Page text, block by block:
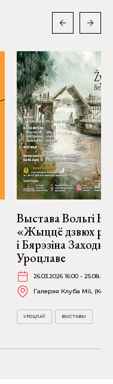
Выстава Вольгі
«Жыццё дзвюх
і Бярэзіна
Уроцлаве
26.03.2026 16:00 -
Галерэя Клуба MiL
УРОЦЛАЎ ВЫСТАВЫ